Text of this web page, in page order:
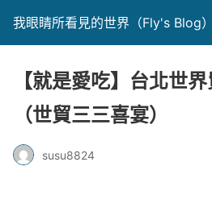
我眼睛所看見的世界（Fly's Blog）
【就是愛吃】台北世
（世貿三三喜宴）
susu8824